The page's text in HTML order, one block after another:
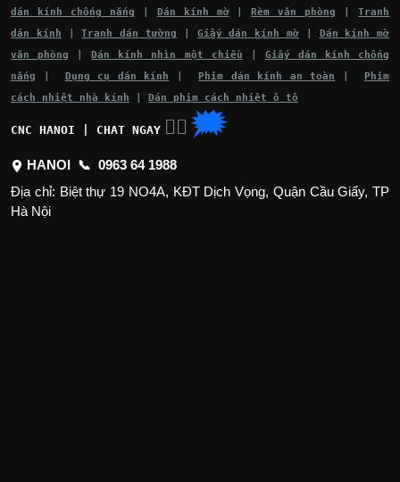
dán kính chống nắng
Dán kính mờ Rèm văn phòng |Tranh
dán kính
Tranh dán tường Giấy dán kính mờ
Dán kính mờ
văn phòng
Dán kính nhìn một chiều
Giấy dán kính chống
nắng
Dụng cụ dán kính Phim dán kính an toàn
Phim
cách nhiệt nhà kính
Dán phim cách nhiệt ô tô
CNC HANOI | CHAT NGAY 👉🏽 🗯
HANOI 📞 0963 64 1988
Địa chỉ: Biệt thự 19 NO4A, KĐT Dịch Vọng, Quận Cầu Giấy, TP
Hà Nội